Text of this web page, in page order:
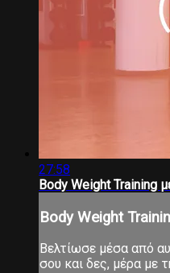
27:58
Body Weight Training
Body Weight
Βελτίωσε μέσα από
σου και δες, μέρα με